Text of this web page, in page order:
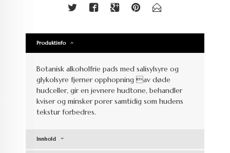
Produktinfo
Botanisk alkoholfrie pads med salisylsyre og
glykolsyre fjerner opphopning av døde
hudceller, gir en jevnere hudtone, behandler
kviser og minsker porer samtidig som hudens
tekstur forbedres.
Innhold